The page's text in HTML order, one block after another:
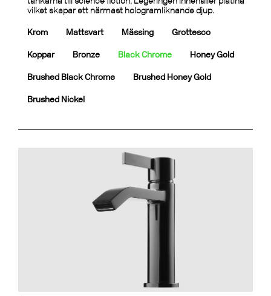
vilket skapar ett närmast hologramliknande djup.
Krom Mattsvart Mässing Grottesco
Koppar Bronze Black Chrome Honey Gold
Brushed Black Chrome Brushed Honey Gold
Brushed Nickel